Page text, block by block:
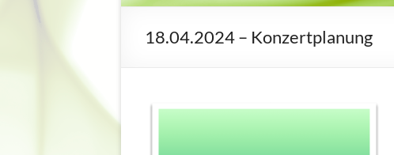
18.04.2024 – Konzertplanung